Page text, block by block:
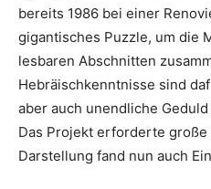
bereits 1986 bei einer
gigantisches Puzzle, um die
lesbaren Abschnitten
Hebräischkenntnisse sind
aber auch unendliche
Das Projekt erforderte große
Darstellung fand nun auch